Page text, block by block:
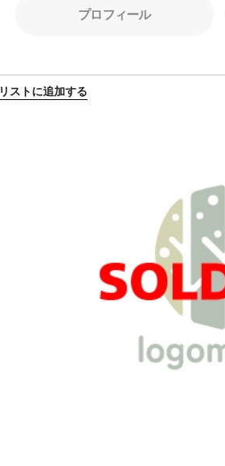
プロフィール
ストに追加する